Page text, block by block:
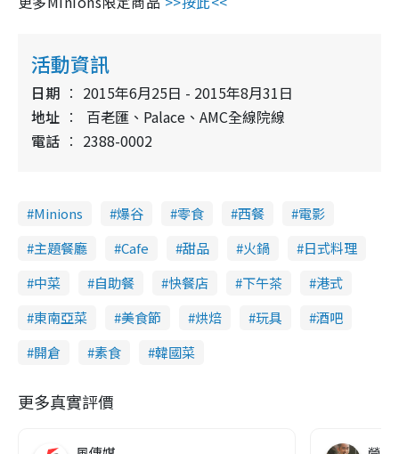
活動資訊
日期
2015年6月25日 - 2015年8月31日
地址
百老匯、Palace、AMC全線院線
電話
2388-0002
Minions 爆谷 零食 西餐
電影
主題餐廳
Cafe 甜品 火鍋
日式料理
中菜
自助餐 快餐店 下午茶
港式
東南亞菜
美食節 烘焙 玩具
酒吧
開倉
素食 韓國菜
更多真實評價